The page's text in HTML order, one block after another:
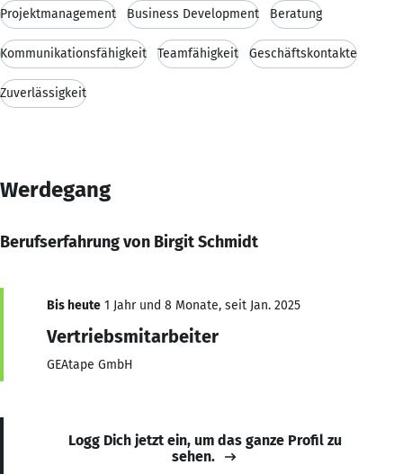
Projektmanagement Business Development Beratung
Kommunikationsfähigkeit Teamfähigkeit Geschäftskontakte
Zuverlässigkeit
Werdegang
Berufserfahrung von Birgit Schmidt
Bis heute 1 Jahr und 8 Monate, seit Jan. 2025
Vertriebsmitarbeiter
GEAtape GmbH
Logg Dich jetzt ein, um das ganze Profil zu
sehen.